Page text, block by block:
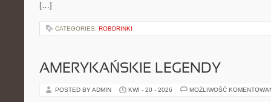
[…]
CATEGORIES: ROBDRINKI
AMERYKAŃSKIE LEGENDY
POSTED BY ADMIN KWI - 20 - 2026 MOŻLIWOŚĆ